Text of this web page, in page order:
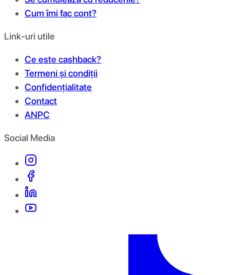
Cum îmi fac cont?
Link-uri utile
Ce este cashback?
Termeni și condiții
Confidențialitate
Contact
ANPC
Social Media